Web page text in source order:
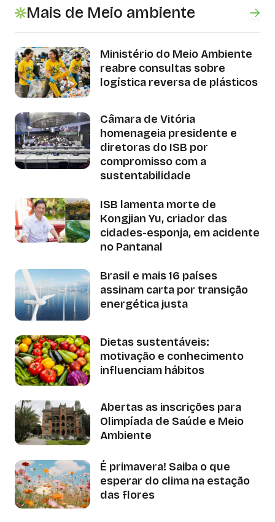
Mais de Meio ambiente
Ministério do Meio Ambiente
reabre consultas sobre
logística reversa de plásticos
Câmara de Vitória
homenageia presidente e
diretoras do ISB por
compromisso com a
sustentabilidade
ISB lamenta morte de
Kongjian Yu, criador das
cidades-esponja, em acidente
no Pantanal
Brasil e mais 16 países
assinam carta por transição
energética justa
Dietas sustentáveis:
motivação e conhecimento
influenciam hábitos
Abertas as inscrições para
Olimpíada de Saúde e Meio
Ambiente
É primavera! Saiba o que
esperar do clima na estação
das flores